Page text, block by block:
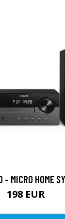
- MICRO HOME
198 EUR